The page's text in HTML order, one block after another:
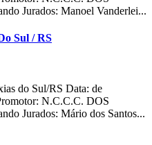
Jurados: Manoel Vanderlei...
Sul / RS
do Sul/RS Data: de
N.C.C.C. DOS
Jurados: Mário dos Santos...